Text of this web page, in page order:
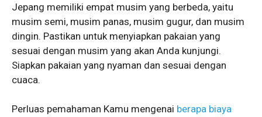
Jepang memiliki empat musim yang berbeda, yaitu
musim semi, musim panas, musim gugur, dan musim
dingin. Pastikan untuk menyiapkan pakaian yang
sesuai dengan musim yang akan Anda kunjungi.
Siapkan pakaian yang nyaman dan sesuai dengan
cuaca.
Perluas pemahaman Kamu mengenai berapa biaya